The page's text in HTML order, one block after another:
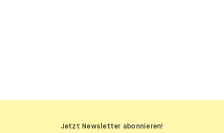
Jetzt Newsletter abonnieren!